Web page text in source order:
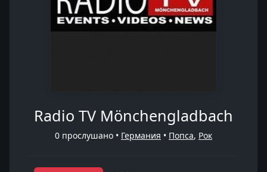
Radio TV Mönchengladbach
0 прослушано • Германия • Попса, Рок